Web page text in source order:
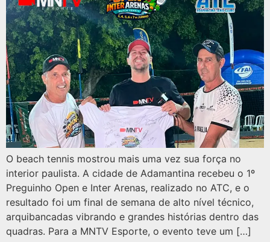
O beach tennis mostrou mais uma vez sua força no
interior paulista. A cidade de Adamantina recebeu o 1º
Preguinho Open e Inter Arenas, realizado no ATC, e o
resultado foi um final de semana de alto nível técnico,
arquibancadas vibrando e grandes histórias dentro das
quadras. Para a MNTV Esporte, o evento teve um […]